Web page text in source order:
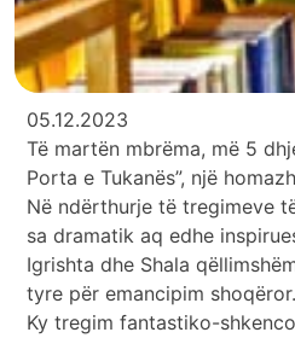
05.12.2023
Të martën mbrëma, më 5
Porta e Tukanës”, një
Në ndërthurje të tregimeve
sa dramatik aq edhe
Igrishta dhe Shala
tyre për emancipim shoqëror.
Ky tregim fantastiko-